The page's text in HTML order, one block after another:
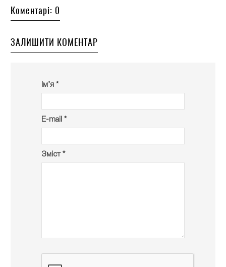
Коментарі: 0
ЗАЛИШИТИ КОМЕНТАР
Ім’я *
E-mail *
Зміст *